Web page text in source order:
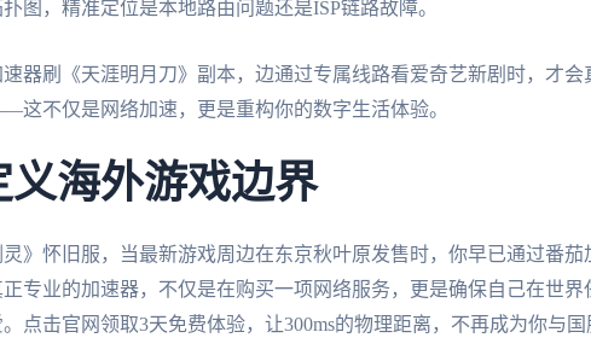
图，精准定位是本地路由问题还是ISP链路故障。
器刷《天涯明月刀》副本，边通过专属线路看爱奇艺新剧时，才会
这不仅是网络加速，更是重构你的数字生活体验。
海外游戏边界
》怀旧服，当最新游戏周边在东京秋叶原发售时，你早已通过番茄
专业的加速器，不仅是在购买一项网络服务，更是确保自己在世界
点击官网领取3天免费体验，让300ms的物理距离，不再成为你与国